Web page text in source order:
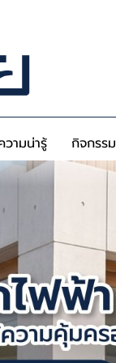
วามน่ารู้ กิจกรรม